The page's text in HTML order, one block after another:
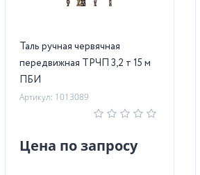
Таль ручная червячная
передвижная ТРЧП 3,2 т 15 м
ПБИ
Артикул: 1013089
Цена по запросу